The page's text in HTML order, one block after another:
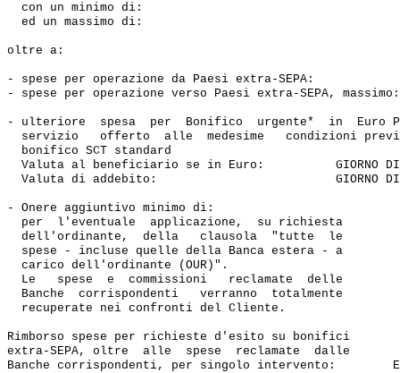
con un minimo di:
ed un massimo di:
oltre a:
- spese per operazione da Paesi extra-SEPA:
- spese per operazione verso Paesi extra-SEPA,
- ulteriore  spesa  per  Bonifico  urgente*  in  Euro
servizio   offerto  alle  medesime   condizioni
  bonifico SCT standard
Valuta al beneficiario se in Euro:          GIORNO
Valuta di addebito:                         GIORNO
- Onere aggiuntivo minimo di:
  per  l'eventuale  applicazione,  su richiesta
  dell'ordinante,  della   clausola  "tutte  le
  spese - incluse quelle della Banca estera - a
  carico dell'ordinante (OUR)".
  Le   spese  e  commissioni   reclamate  delle
  Banche  corrispondenti   verranno  totalmente
  recuperate nei confronti del Cliente.
Rimborso spese per richieste d'esito su bonifici
extra-SEPA, oltre  alle  spese  reclamate  dalle
Banche corrispondenti, per singolo intervento: